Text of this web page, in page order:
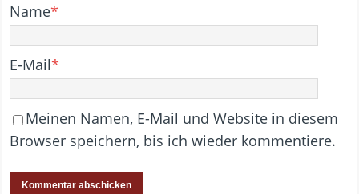
Name*
E-Mail*
Meinen Namen, E-Mail und Website in diesem
Browser speichern, bis ich wieder kommentiere.